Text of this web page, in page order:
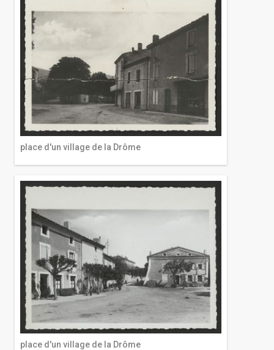
place d'un village de la Drôme
place d'un village de la Drôme